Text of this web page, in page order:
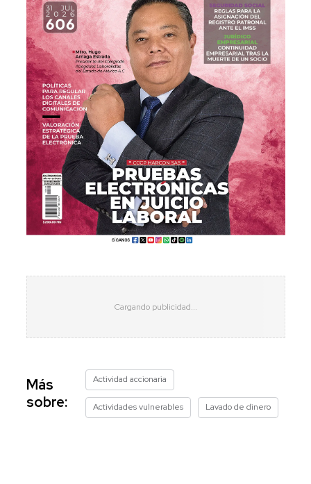
Más
sobre:
Actividad accionaria
Actividades vulnerables Lavado de dinero